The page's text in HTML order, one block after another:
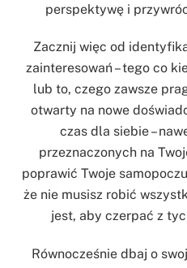
perspektywę i
Zacznij więc od
zainteresowań – tego co
lub to, czego zawsze
otwarty na nowe
czas dla siebie –
przeznaczonych na
poprawić Twoje
że nie musisz robić
jest, aby czerpać z
Równocześnie dbaj o